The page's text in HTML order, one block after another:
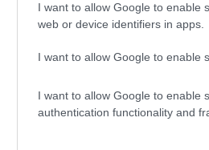
I want to allow Google to enable
web or device identifiers in apps.
I want to allow Google to enable
I want to allow Google to enable
authentication functionality and